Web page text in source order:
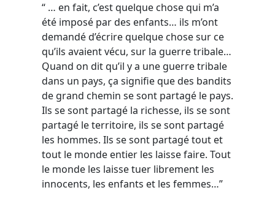
“ … en fait, c’est quelque chose qui m’a
été imposé par des enfants… ils m’ont
demandé d’écrire quelque chose sur ce
qu’ils avaient vécu, sur la guerre tribale…
Quand on dit qu’il y a une guerre tribale
dans un pays, ça signifie que des bandits
de grand chemin se sont partagé le pays.
Ils se sont partagé la richesse, ils se sont
partagé le territoire, ils se sont partagé
les hommes. Ils se sont partagé tout et
tout le monde entier les laisse faire. Tout
le monde les laisse tuer librement les
innocents, les enfants et les femmes…”